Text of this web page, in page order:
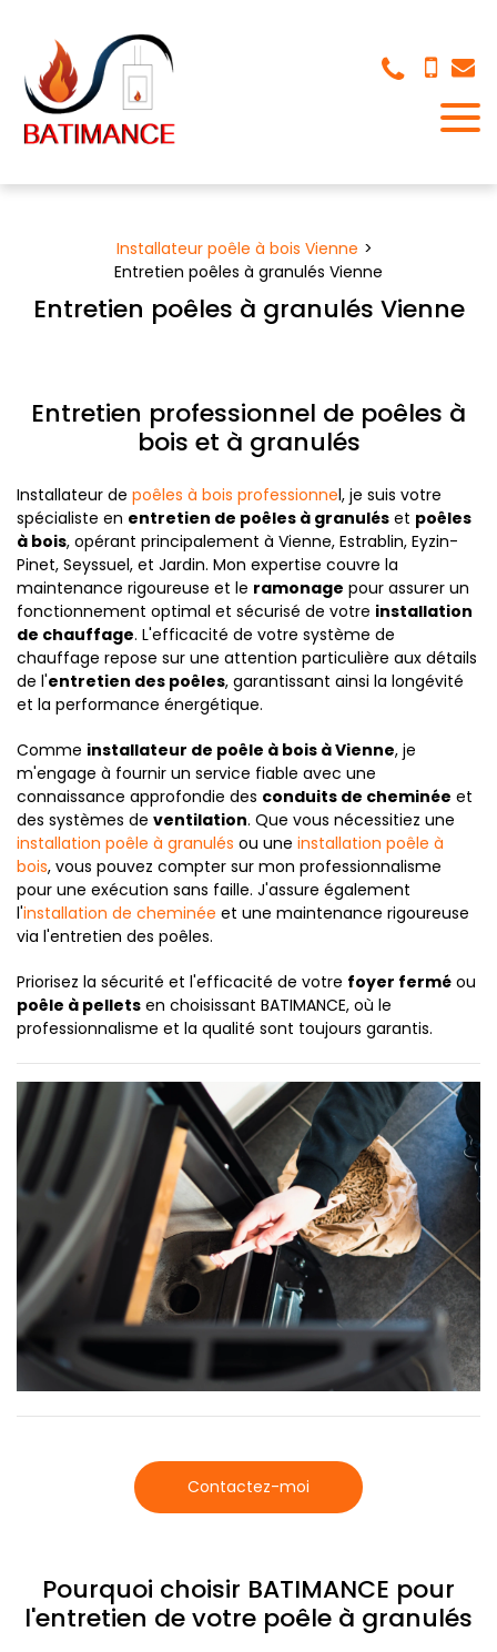
Installateur poêle à bois Vienne
Entretien poêles à granulés Vienne
Entretien poêles à granulés Vienne
Entretien professionnel de poêles à
bois et à granulés
Installateur de poêles à bois professionnel, je suis votre
spécialiste en entretien de poêles à granulés et poêles
à bois, opérant principalement à Vienne, Estrablin, Eyzin-
Pinet, Seyssuel, et Jardin. Mon expertise couvre la
maintenance rigoureuse et le ramonage pour assurer un
fonctionnement optimal et sécurisé de votre installation
de chauffage. L'efficacité de votre système de
chauffage repose sur une attention particulière aux détails
de l'entretien des poêles, garantissant ainsi la longévité
et la performance énergétique.
Comme installateur de poêle à bois à Vienne, je
m'engage à fournir un service fiable avec une
connaissance approfondie des conduits de cheminée et
des systèmes de ventilation. Que vous nécessitiez une
installation poêle à granulés ou une installation poêle à
bois, vous pouvez compter sur mon professionnalisme
pour une exécution sans faille. J'assure également
l'installation de cheminée et une maintenance rigoureuse
via l'entretien des poêles.
Priorisez la sécurité et l'efficacité de votre foyer fermé ou
poêle à pellets en choisissant BATIMANCE, où le
professionnalisme et la qualité sont toujours garantis.
Contactez-moi
Pourquoi choisir BATIMANCE pour
l'entretien de votre poêle à granulés